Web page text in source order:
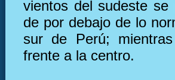
vientos del sudeste se
de por debajo de lo
sur de Perú;
frente a la centro.